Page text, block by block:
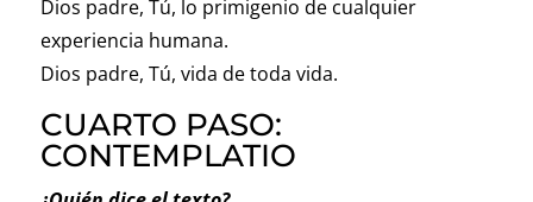
Dios padre, Tú, lo primigenio de cualquier
experiencia humana.
Dios padre, Tú, vida de toda vida.
CUARTO PASO:
CONTEMPLATIO